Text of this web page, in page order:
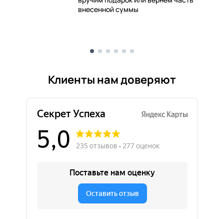
внесенной суммы
Клиенты нам доверяют